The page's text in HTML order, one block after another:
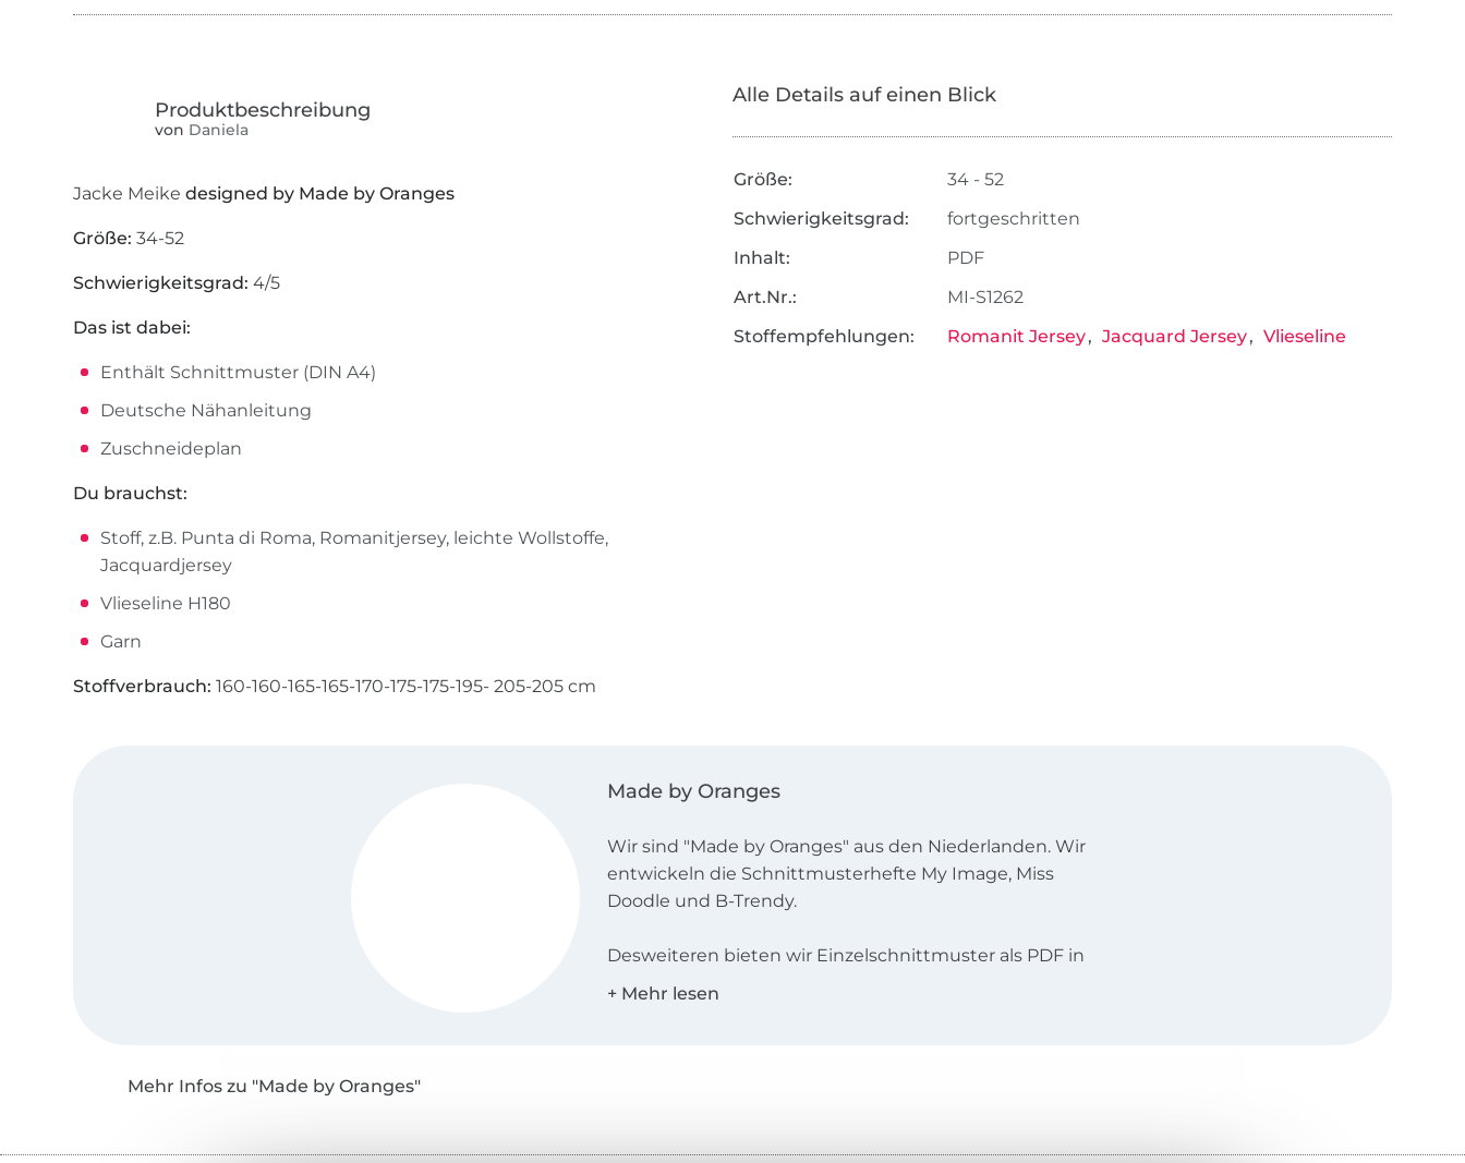
von Daniela
Jacke Meikedesigned by Made by Oranges
Größe: 34-52
Schwierigkeitsgrad: 4/5
Das ist dabei:
Enthält Schnittmuster (DIN A4)
Deutsche Nähanleitung
Zuschneideplan
Du brauchst:
Stoff, z.B. Punta di Roma, Romanitjersey, leichte Wollstoffe,
Jacquardjersey
Vlieseline H180
Garn
Stoffverbrauch: 160-160-165-165-170-175-175-195- 205-205 cm
Alle Details auf einen Blick
Größe:
34 - 52
Schwierigkeitsgrad:
fortgeschritten
Inhalt:
PDF
Art.Nr.:
MI-S1262
Stoffempfehlungen:
Romanit Jersey Jacquard Jersey Vlieseline
Made by Oranges
Wir sind "Made by Oranges" aus den Niederlanden. Wir
entwickeln die Schnittmusterhefte My Image, Miss
Doodle und B-Trendy.
Desweiteren bieten wir Einzelschnittmuster als PDF in
den Landessprachen Deutsch, Englisch, Niederländisch
Mehr Infos zu "Made by Oranges"